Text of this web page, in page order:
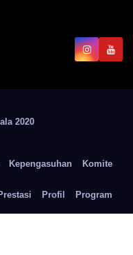
2020
Kepengasuhan Komite
Profil Program